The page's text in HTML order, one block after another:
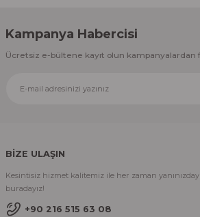
Kampanya Habercisi
Ücretsiz e-bültene kayıt olun kampanyalardan
BİZE ULAŞIN
Kesintisiz hizmet kalitemiz ile her zaman
buradayız!
+90 216 515 63 08